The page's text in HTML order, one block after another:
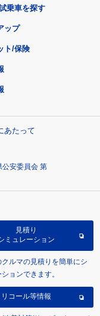
乗車を探す
ップ
ト/保険
あたって
公安委員会 第
見積り
ミュレーション
クルマの見積りを簡単にシ
ョンできます。
リコール等情報